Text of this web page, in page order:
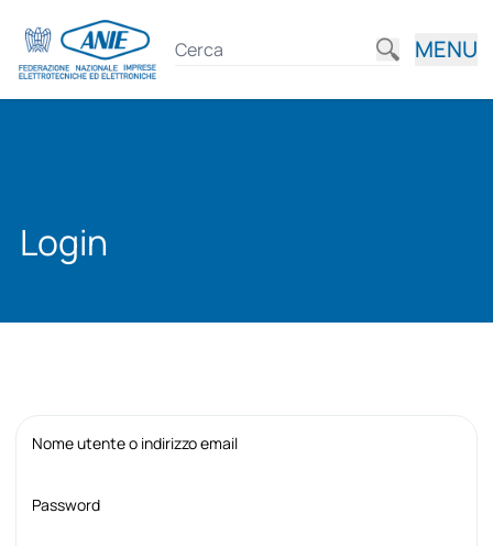
MENU
Login
Nome utente o indirizzo email
Password